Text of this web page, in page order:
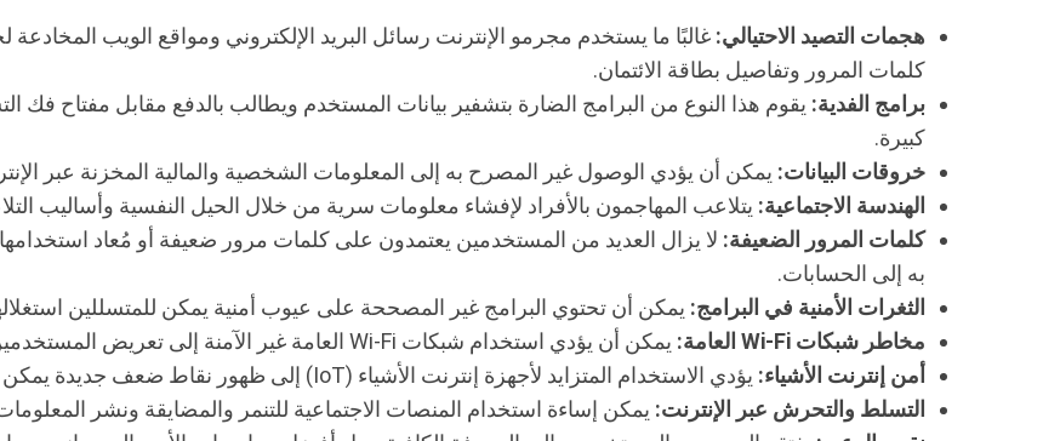
هجمات التصيد الاحتيالي: غالبًا ما يستخدم مجرمو الإنترنت رسائل البريد الإلكتروني ومواقع الويب
كلمات المرور وتفاصيل بطاقة الائتمان.
برامج الفدية: يقوم هذا النوع من البرامج الضارة بتشفير بيانات المستخدم ويطالب بالدفع مقابل مفتاح فك
كبيرة.
خروقات البيانات: يمكن أن يؤدي الوصول غير المصرح به إلى المعلومات الشخصية والمالية المخزنة عبر
الهندسة الاجتماعية: يتلاعب المهاجمون بالأفراد لإفشاء معلومات سرية من خلال الحيل النفسية وأساليب
كلمات المرور الضعيفة: لا يزال العديد من المستخدمين يعتمدون على كلمات مرور ضعيفة أو مُعاد
به إلى الحسابات.
الثغرات الأمنية في البرامج: يمكن أن تحتوي البرامج غير المصححة على عيوب أمنية يمكن للمتسللين
مخاطر شبكات Wi-Fi العامة:
يمكن أن يؤدي استخدام شبكات Wi-Fi العامة غير الآمنة إلى تعريض المستخدمين لهجمات التنصت وهجمات الوسيط.
أمن إنترنت الأشياء: يؤدي الاستخدام المتزايد لأجهزة إنترنت الأشياء (IoT) إلى ظهور نقاط ضعف جديدة يمكن استغلالها إذا لم يتم تأمينها بشكل صحيح.
التسلط والتحرش عبر الإنترنت: يمكن إساءة استخدام المنصات الاجتماعية للتنمر والمضايقة ونشر